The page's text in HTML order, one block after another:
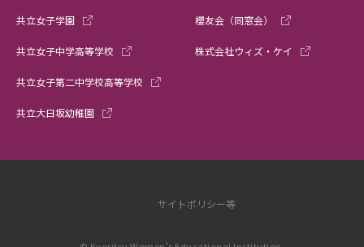
共立女子学園
共立女子中学高等学校
共立女子第二中学校高等学校
共立大日坂幼稚園
櫻友会（同窓会）
株式会社ウィズ・ケイ
サイトポリシー等